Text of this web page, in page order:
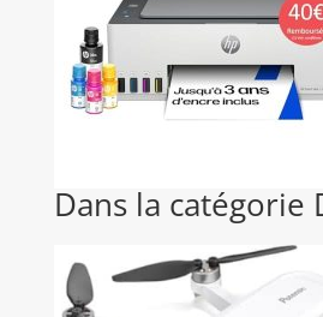
Dans la catégorie